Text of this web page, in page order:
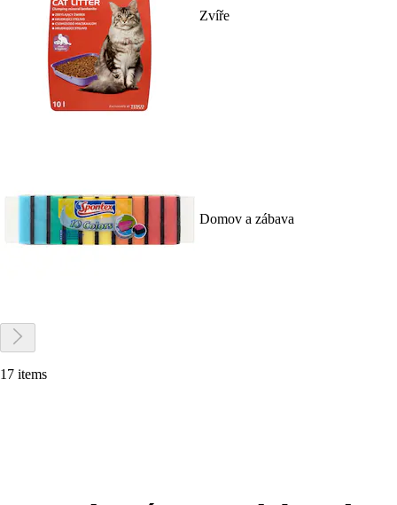
Zvíře
Domov a zábava
17 items